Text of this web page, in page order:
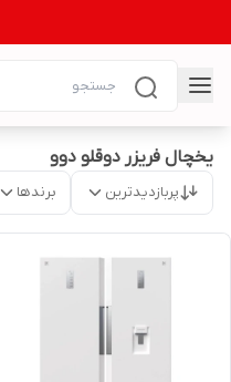
یخچال فریزر دوقلو دوو
پربازدیدترین برندها